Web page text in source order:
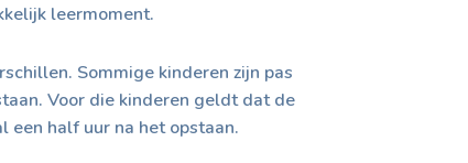
leermoment.
Sommige kinderen zijn pas
Voor die kinderen geldt dat de
een half uur na het opstaan.